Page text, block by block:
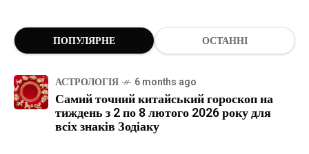
ПОПУЛЯРНЕ ОСТАННІ
АСТРОЛОГІЯ 6 months ago
Самий точний китайський гороскоп на
тиждень з 2 по 8 лютого 2026 року для
всіх знаків Зодіаку